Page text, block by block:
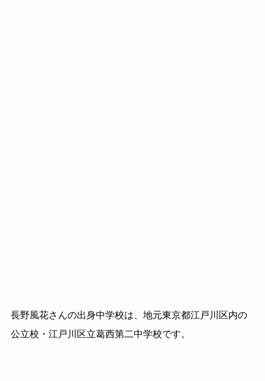
長野風花さんの出身中学校は、地元東京都江戸川区内の
公立校・江戸川区立葛西第二中学校です。